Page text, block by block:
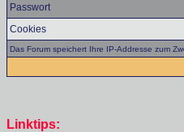
Passwort
Cookies
Das Forum speichert Ihre IP-Addresse zum
Linktips: